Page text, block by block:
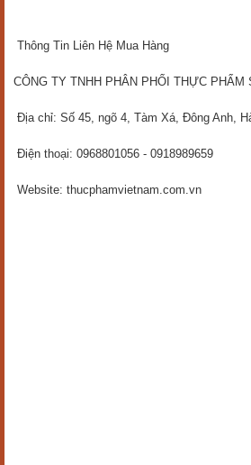
Thông Tin Liên Hệ Mua Hàng
CÔNG TY TNHH PHÂN PHỐI THỰC PHẨM
Địa chỉ: Số 45, ngõ 4, Tàm Xá, Đông Anh,
Điện thoại: 0968801056 - 0918989659
Website: thucphamvietnam.com.vn